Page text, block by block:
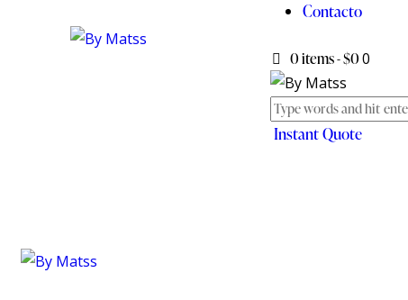
Contacto
0 items-$00
Instant Quote